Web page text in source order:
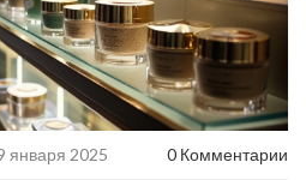
января 2025 0 Комментарии